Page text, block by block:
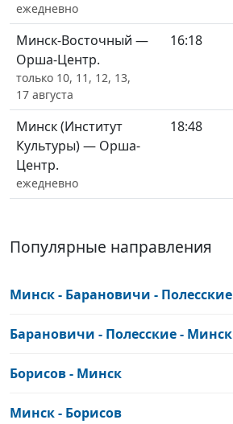
ежедневно
Минск-Восточный —
Орша-Центр.
только 10, 11, 12, 13,
17 августа
16:18
Минск (Институт
Культуры) — Орша-
Центр.
ежедневно
18:48
Популярные направления
Минск - Барановичи - Полесские
Барановичи - Полесские - Минск
Борисов - Минск
Минск - Борисов